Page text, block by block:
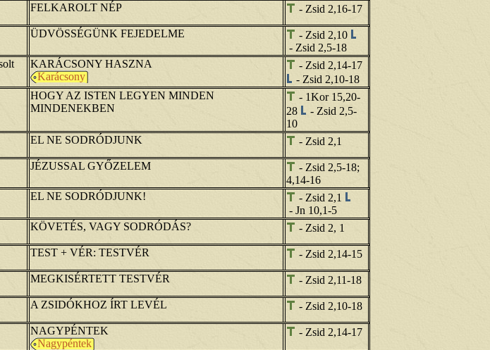
FELKAROLT NÉP - Zsid 2,16-17
ÜDVÖSSÉGÜNK FEJEDELME
- Zsid 2,10
- Zsid 2,5-18
KARÁCSONY HASZNA
Karácsony
- Zsid 2,14-17
- Zsid 2,10-18
HOGY AZ ISTEN LEGYEN MINDEN
MINDENEKBEN
- 1Kor 15,20-
28
- Zsid 2,5-
10
EL NE SODRÓDJUNK - Zsid 2,1
JÉZUSSAL GYŐZELEM
- Zsid 2,5-18;
4,14-16
EL NE SODRÓDJUNK!
- Zsid 2,1
- Jn 10,1-5
KÖVETÉS, VAGY SODRÓDÁS? - Zsid 2, 1
TEST + VÉR: TESTVÉR - Zsid 2,14-15
MEGKISÉRTETT TESTVÉR - Zsid 2,11-18
A ZSIDÓKHOZ ÍRT LEVÉL - Zsid 2,10-18
NAGYPÉNTEK
Nagypéntek
- Zsid 2,14-17